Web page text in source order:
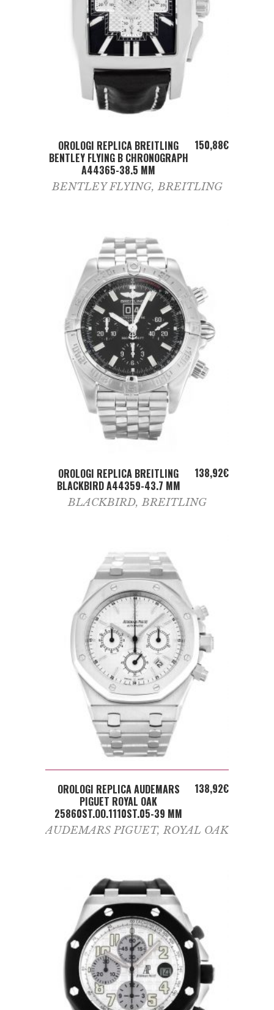
ADD TO CART
OROLOGI REPLICA BREITLING
BENTLEY FLYING B CHRONOGRAPH
A44365-38.5 MM
150,88€
BENTLEY FLYING,BREITLING
ADD TO CART
OROLOGI REPLICA BREITLING
BLACKBIRD A44359-43.7 MM
138,92€
BLACKBIRD,BREITLING
ADD TO CART
OROLOGI REPLICA AUDEMARS
PIGUET ROYAL OAK
25860ST.OO.1110ST.05-39 MM
138,92€
AUDEMARS PIGUET, ROYAL OAK